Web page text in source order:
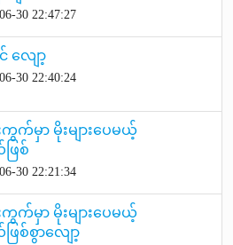
30 22:47:27
လျော့
30 22:40:24
က်မှာ မိုးများပေမယ့်
ြစ်
30 22:21:34
က်မှာ မိုးများပေမယ့်
ြစ်စွာလျော့